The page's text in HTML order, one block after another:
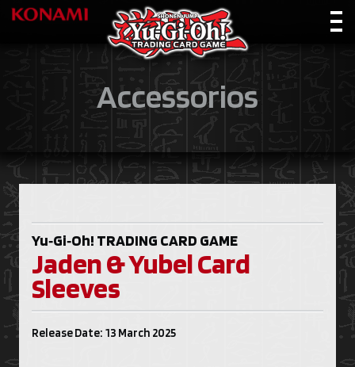
Accessorios
Yu‑Gi‑Oh! TRADING CARD GAME
Jaden & Yubel Card
Sleeves
Release Date: 13 March 2025